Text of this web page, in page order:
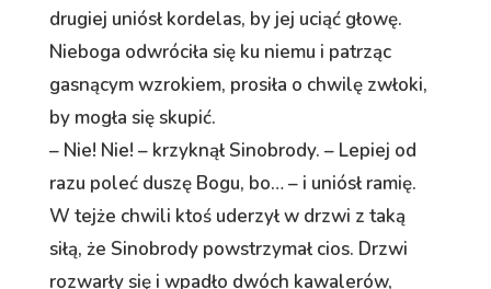
drugiej uniósł kordelas, by jej uciąć głowę.
Nieboga odwróciła się ku niemu i patrząc
gasnącym wzrokiem, prosiła o chwilę zwłoki,
by mogła się skupić.
– Nie! Nie! – krzyknął Sinobrody. – Lepiej od
razu poleć duszę Bogu, bo… – i uniósł ramię.
W tejże chwili ktoś uderzył w drzwi z taką
siłą, że Sinobrody powstrzymał cios. Drzwi
rozwarły się i wpadło dwóch kawalerów,